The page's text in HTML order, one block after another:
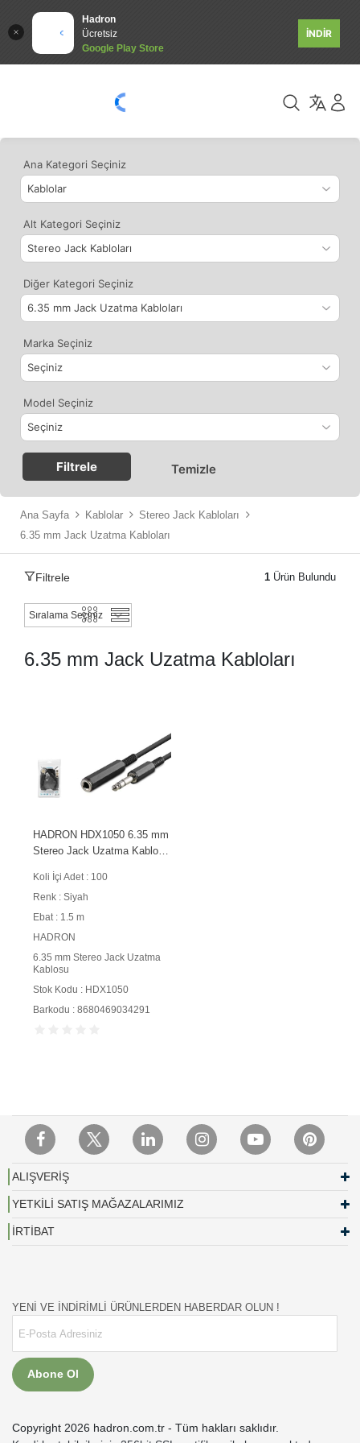
Hadron
Ücretsiz
Google Play Store
İNDİR
Ana Kategori Seçiniz
Alt Kategori Seçiniz
Diğer Kategori Seçiniz
Marka Seçiniz
Model Seçiniz
Filtrele Temizle
Ana Sayfa Kablolar
Stereo Jack Kabloları
6.35 mm Jack Uzatma Kabloları
Filtrele 1 Ürün Bulundu
6.35 mm Jack Uzatma Kabloları
HADRON HDX1050 6.35 mm
Stereo Jack Uzatma Kablosu
Koli İçi Adet : 100
Renk : Siyah
Ebat : 1.5 m
HADRON
6.35 mm Stereo Jack Uzatma
Kablosu
Stok Kodu : HDX1050
Barkodu : 8680469034291
ALIŞVERİŞ
YETKİLİ SATIŞ MAĞAZALARIMIZ
İRTİBAT
YENİ VE İNDİRİMLİ ÜRÜNLERDEN HABERDAR OLUN !
Abone Ol
Copyright 2026 hadron.com.tr - Tüm hakları saklıdır.